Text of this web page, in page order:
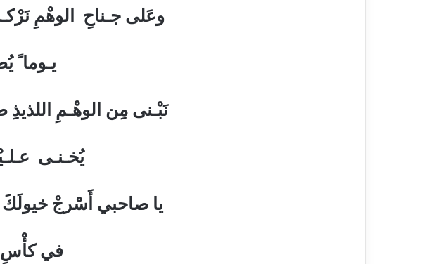
وعَلى جـناحِ الوهْمِ
يـوما ً يُصافحُ
نَبْـنى مِن الوهْـمِ اللذيذِ
يُخـنـى عـلـيْها في
يا صاحبي أَسْرجْ خيولَكَ
في كأْسِ أحلامِ